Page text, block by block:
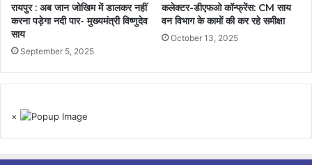
रायपुर : अब जान जोखिम में डालकर नहीं
करना पड़ेगा नदी पार- मुख्यमंत्री विष्णुदेव
साय
September 5, 2025
कलेक्टर-डीएफओ कॉन्फ्रेंस: CM साय
वन विभाग के कामों की कर रहे समीक्षा
October 13, 2025
×